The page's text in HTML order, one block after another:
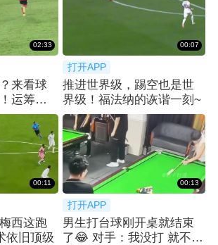
02:33
来看球
运筹帷
00:07
打开APP
推进世界级，踢空也是世
界级！福法纳的诙谐一刻~
00:11
西这跑
依旧顶级
00:13
打开APP
男生打台球刚开桌就结束
了😂 对手：我没打 就不